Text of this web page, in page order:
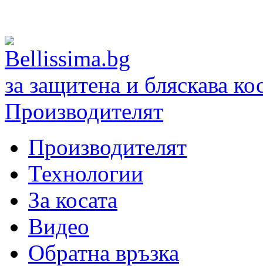
за защитена и бляскава
Производителят
Производителят
Технологии
За косата
Видео
Обратна връзка